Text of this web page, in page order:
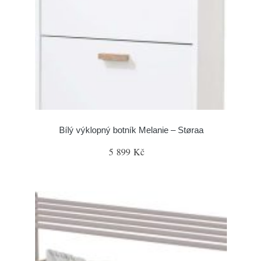
Bílý výklopný botník Melanie – Støraa
5 899 Kč